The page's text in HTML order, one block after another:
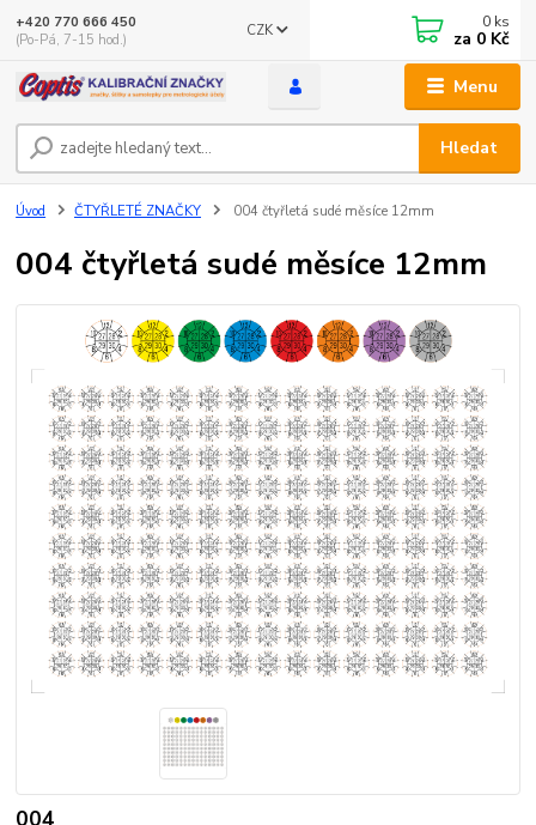
Menu
CZK
Hledat
+420 770 666 450
(Po-Pá, 7-15 hod.)
0 ks
za 0 Kč
Úvod ČTYŘLETÉ ZNAČKY 004 čtyřletá sudé měsíce 12mm
004 čtyřletá sudé měsíce 12mm
004